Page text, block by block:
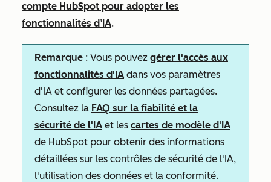
compte HubSpot pour adopter les
fonctionnalités d’IA.
Remarque : Vous pouvez gérer l'accès aux
fonctionnalités d'IA dans vos paramètres
d'IA et configurer les données partagées.
Consultez la FAQ sur la fiabilité et la
sécurité de l'IA et les cartes de modèle d'IA
de HubSpot pour obtenir des informations
détaillées sur les contrôles de sécurité de l'IA,
l'utilisation des données et la conformité.